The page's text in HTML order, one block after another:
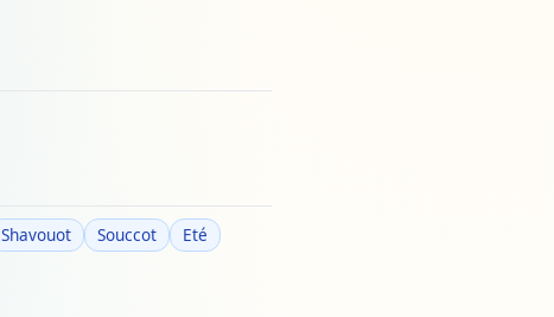
Shavouot Souccot
Eté